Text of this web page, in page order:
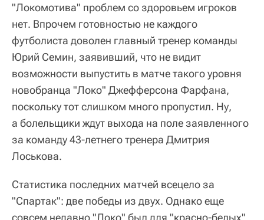
"Локомотива" проблем со здоровьем игроков
нет. Впрочем готовностью не каждого
футболиста доволен главный тренер команды
Юрий Семин, заявивший, что не видит
возможности выпустить в матче такого уровня
новобранца "Локо" Джефферсона Фарфана,
поскольку тот слишком много пропустил. Ну,
а болельщики ждут выхода на поле заявленного
за команду 43-летнего тренера Дмитрия
Лоськова.
Статистика последних матчей всецело за
"Спартак": две победы из двух. Однако еще
совсем недавно "Локо" был для "красно-белых"